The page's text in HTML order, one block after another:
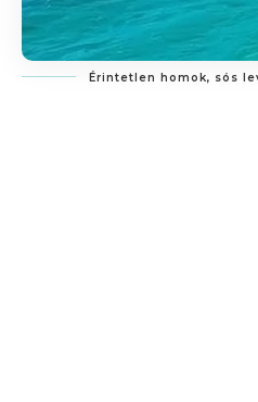
Érintetlen homok, sós